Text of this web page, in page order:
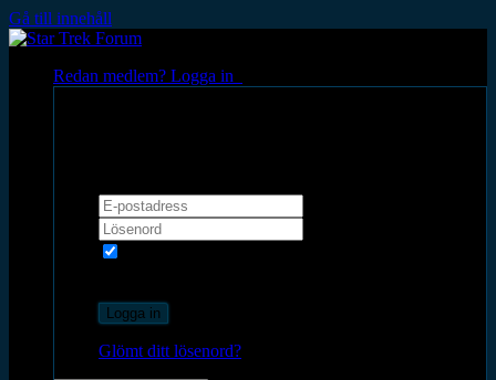
Gå till innehåll
Redan medlem? Logga in
Logga in
Glömt ditt lösenord?